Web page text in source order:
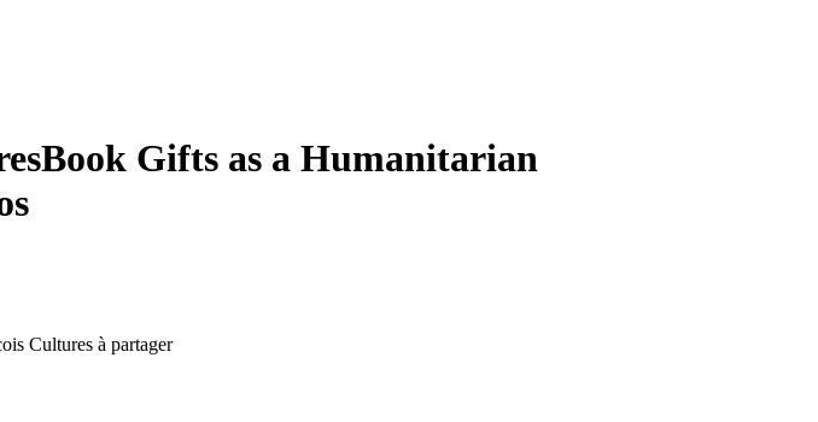
Book Gifts as a Humanitarian
Cultures à partager